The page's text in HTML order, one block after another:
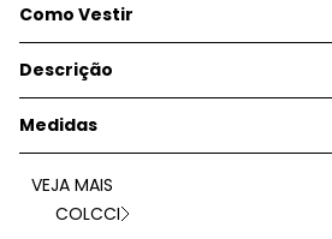
Como Vestir
Descrição
Medidas
VEJA MAIS
COLCCI